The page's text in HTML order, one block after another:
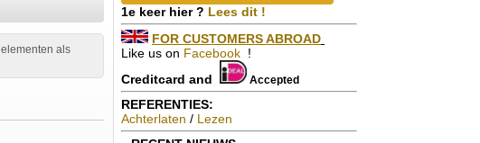
als
1e keer hier ? Lees dit !
FOR CUSTOMERS ABROAD
Like us on Facebook !
Creditcard and
Accepted
REFERENTIES:
Achterlaten / Lezen